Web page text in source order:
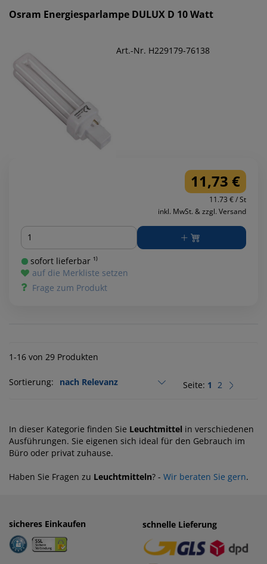
Osram Energiesparlampe DULUX D 10 Watt
Art.-Nr. H229179-76138
11,73 €
11.73 € / St
inkl. MwSt. & zzgl. Versand
Menge
sofort lieferbar ¹⁾
auf die Merkliste setzen
Frage zum Produkt
1-16 von 29 Produkten
Sortierung: Seite: 1 2
In dieser Kategorie finden Sie Leuchtmittel in verschiedenen
Ausführungen. Sie eigenen sich ideal für den Gebrauch im
Büro oder privat zuhause.
Haben Sie Fragen zu Leuchtmitteln? - Wir beraten Sie gern.
sicheres Einkaufen einfaches Zahlen
· Rechnung
· Vorkasse
schnelle Lieferung